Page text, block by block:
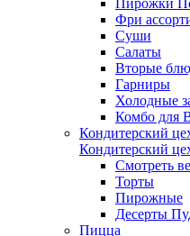
Пирожки
Фри
Суши
Салаты
Вторые
Гарниры
Холодные
Комбо для
Кондитерский
Кондитерский
Смотреть
Торты
Пирожные
Десерты
Пицца